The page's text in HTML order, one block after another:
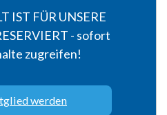
IST FÜR UNSERE
- sofort
zugreifen!
werden